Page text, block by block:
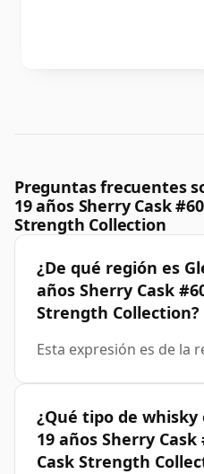
Preguntas frecuentes
19 años Sherry Cask
Strength Collection
¿De qué región es
años Sherry Cask
Strength Collection?
Esta expresión es de la
¿Qué tipo de whisky
19 años Sherry
Cask Strength